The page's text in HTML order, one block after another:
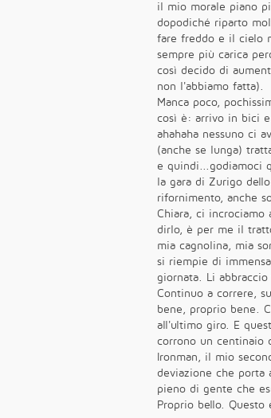
il mio morale piano
dopodiché riparto
fare freddo e il cielo
sempre più carica
così decido di
non l'abbiamo fatta).
Manca poco,
così è: arrivo in bici
ahahaha nessuno ci
(anche se lunga)
e quindi...godiamoci
la gara di Zurigo
rifornimento, anche
Chiara, ci incrociamo
dirlo, è per me il
mia cagnolina, mia
si riempie di
giornata. Li
Continuo a correre,
bene, proprio bene.
all'ultimo giro. E
corrono un centinaio
Ironman, il mio
deviazione che porta
pieno di gente che
Proprio bello. Questo